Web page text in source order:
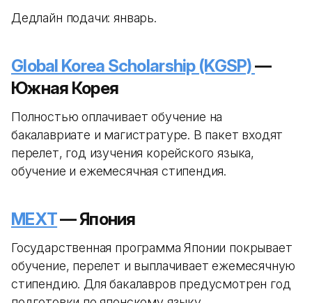
Дедлайн подачи: январь.
Global Korea Scholarship (KGSP)—
Южная Корея
Полностью оплачивает обучение на
бакалавриате и магистратуре. В пакет входят
перелет, год изучения корейского языка,
обучение и ежемесячная стипендия.
MEXT— Япония
Государственная программа Японии покрывает
обучение, перелет и выплачивает ежемесячную
стипендию. Для бакалавров предусмотрен год